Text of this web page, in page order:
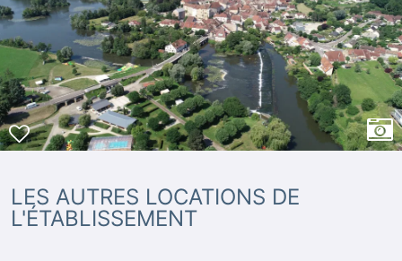
LES AUTRES LOCATIONS DE
L'ÉTABLISSEMENT